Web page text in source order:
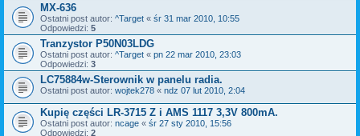
MX-636
Ostatni post autor: ^Target « śr 31 mar 2010, 10:55
Odpowiedzi: 5
Tranzystor P50N03LDG
Ostatni post autor: ^Target « pn 22 mar 2010, 23:03
Odpowiedzi: 3
LC75884w-Sterownik w panelu radia.
Ostatni post autor: wojtek278 « ndz 07 lut 2010, 2:04
Kupię części LR-3715 Z i AMS 1117 3,3V 800mA.
Ostatni post autor: ncage « śr 27 sty 2010, 15:56
Odpowiedzi: 2